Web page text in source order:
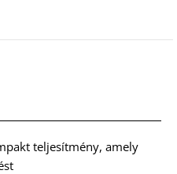
teljesítmény, amely